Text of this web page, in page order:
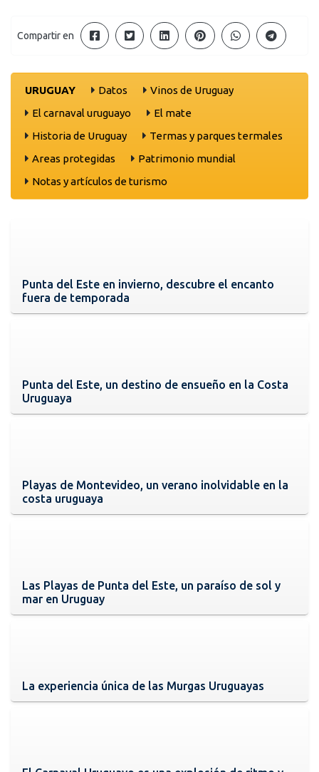
Compartir en
URUGUAY Datos
Vinos de Uruguay
El carnaval uruguayo
El mate
Historia de Uruguay
Termas y parques termales
Areas protegidas
Patrimonio mundial
Notas y artículos de turismo
Punta del Este en invierno, descubre el encanto
fuera de temporada
Punta del Este, un destino de ensueño en la Costa
Uruguaya
Playas de Montevideo, un verano inolvidable en la
costa uruguaya
Las Playas de Punta del Este, un paraíso de sol y
mar en Uruguay
La experiencia única de las Murgas Uruguayas